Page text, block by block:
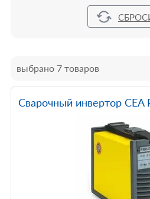
выбрано 7 товаров
Сварочный инвертор CEA